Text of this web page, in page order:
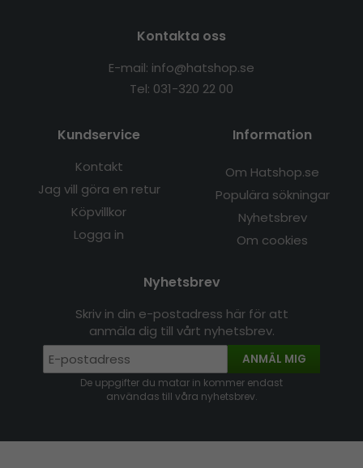
Kontakta oss
E-mail: info@hatshop.se
Tel: 031-320 22 00
Kundservice
Kontakt
Jag vill göra en retur
Köpvillkor
Logga in
Information
Om Hatshop.se
Populära sökningar
Nyhetsbrev
Om cookies
Nyhetsbrev
Skriv in din e-postadress här för att
anmäla dig till vårt nyhetsbrev.
ANMÄL MIG
De uppgifter du matar in kommer endast
användas till våra nyhetsbrev.